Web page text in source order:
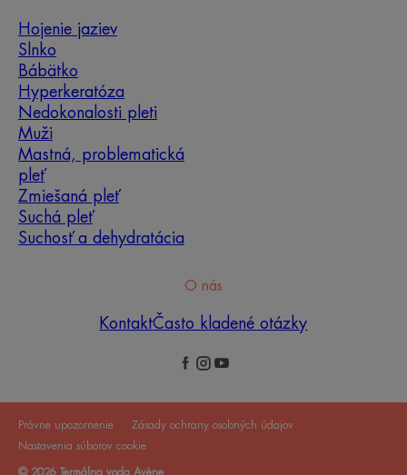
Hojenie jaziev
Slnko
Bábätko
Hyperkeratóza
Nedokonalosti pleti
Muži
Mastná, problematická
pleť
Zmiešaná pleť
Suchá pleť
Suchosť a dehydratácia
O nás
KontaktČasto kladené otázky
Právne upozornenie
Zásady ochrany osobných údajov
Nastavenia súborov cookie
© 2026 Termálna voda Avène